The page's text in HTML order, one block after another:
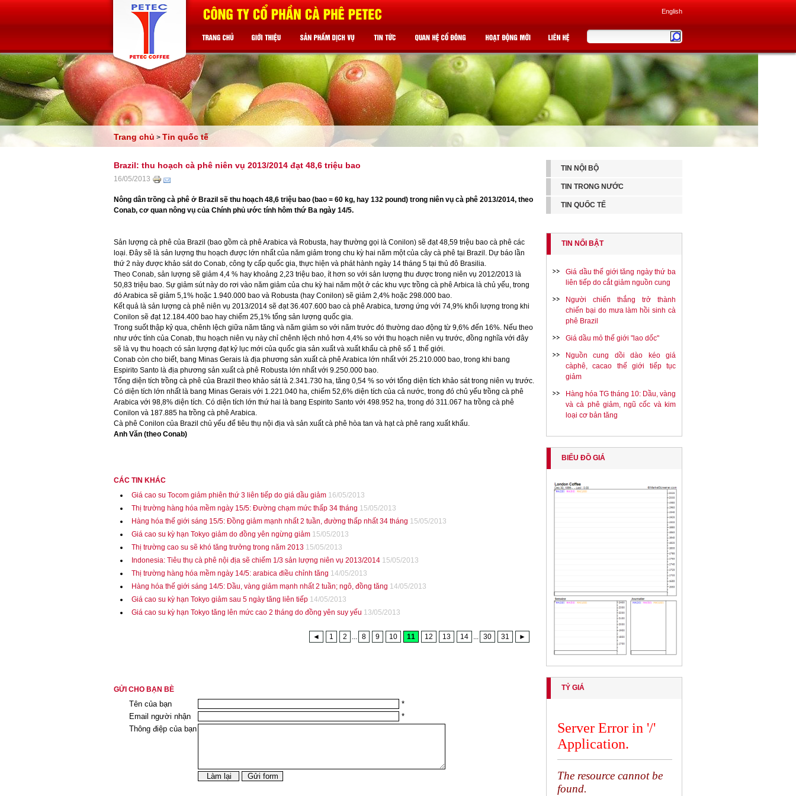
English
Trang chủ > Tin quốc tế
Brazil: thu hoạch cà phê niên vụ 2013/2014 đạt 48,6 triệu bao
16/05/2013
Nông dân trồng cà phê ở Brazil sẽ thu hoạch 48,6 triệu bao (bao = 60 kg, hay 132 pound) trong niên vụ cà phê 2013/2014, theo
Conab, cơ quan nông vụ của Chính phủ ước tính hôm thứ Ba ngày 14/5.
Sản lượng cà phê của Brazil (bao gồm cà phê Arabica và Robusta, hay thường gọi là Conilon) sẽ đạt 48,59 triệu bao cà phê các
loại. Đây sẽ là sản lượng thu hoạch được lớn nhất của năm giảm trong chu kỳ hai năm một của cây cà phê tại Brazil. Dự báo lần
thứ 2 này được khảo sát do Conab, công ty cấp quốc gia, thực hiện và phát hành ngày 14 tháng 5 tại thủ đô Brasilia.
Theo Conab, sản lượng sẽ giảm 4,4 % hay khoảng 2,23 triệu bao, ít hơn so với sản lượng thu được trong niên vụ 2012/2013 là
50,83 triệu bao. Sự giảm sút này do rơi vào năm giảm của chu kỳ hai năm một ở các khu vực trồng cà phê Arbica là chủ yếu, trong
đó Arabica sẽ giảm 5,1% hoặc 1.940.000 bao và Robusta (hay Conilon) sẽ giảm 2,4% hoặc 298.000 bao.
Kết quả là sản lượng cà phê niên vụ 2013/2014 sẽ đạt 36.407.600 bao cà phê Arabica, tương ứng với 74,9% khối lượng trong khi
Conilon sẽ đạt 12.184.400 bao hay chiếm 25,1% tổng sản lượng quốc gia.
Trong suốt thập kỷ qua, chênh lệch giữa năm tăng và năm giảm so với năm trước đó thường dao động từ 9,6% đến 16%. Nếu theo
như ước tính của Conab, thu hoạch niên vụ này chỉ chênh lệch nhỏ hơn 4,4% so với thu hoạch niên vụ trước, đồng nghĩa với đây
sẽ là vụ thu hoạch có sản lượng đạt kỷ lục mới của quốc gia sản xuất và xuất khẩu cà phê số 1 thế giới.
Conab còn cho biết, bang Minas Gerais là địa phương sản xuất cà phê Arabica lớn nhất với 25.210.000 bao, trong khi bang
Espirito Santo là địa phương sản xuất cà phê Robusta lớn nhất với 9.250.000 bao.
Tổng diện tích trồng cà phê của Brazil theo khảo sát là 2.341.730 ha, tăng 0,54 % so với tổng diện tích khảo sát trong niên vụ trước.
Có diện tích lớn nhất là bang Minas Gerais với 1.221.040 ha, chiếm 52,6% diện tích của cả nước, trong đó chủ yếu trồng cà phê
Arabica với 98,8% diện tích. Có diện tích lớn thứ hai là bang Espirito Santo với 498.952 ha, trong đó 311.067 ha trồng cà phê
Conilon và 187.885 ha trồng cà phê Arabica.
Cà phê Conilon của Brazil chủ yếu để tiêu thụ nội địa và sản xuất cà phê hòa tan và hạt cà phê rang xuất khẩu.
Anh Văn (theo Conab)
CÁC TIN KHÁC
Giá cao su Tocom giảm phiên thứ 3 liên tiếp do giá dầu giảm 16/05/2013
Thị trường hàng hóa mềm ngày 15/5: Đường chạm mức thấp 34 tháng 15/05/2013
Hàng hóa thế giới sáng 15/5: Đồng giảm mạnh nhất 2 tuần, đường thấp nhất 34 tháng 15/05/2013
Giá cao su kỳ hạn Tokyo giảm do đồng yên ngừng giảm 15/05/2013
Thị trường cao su sẽ khó tăng trưởng trong năm 2013 15/05/2013
Indonesia: Tiêu thụ cà phê nội địa sẽ chiếm 1/3 sản lượng niên vụ 2013/2014 15/05/2013
Thị trường hàng hóa mềm ngày 14/5: arabica điều chỉnh tăng 14/05/2013
Hàng hóa thế giới sáng 14/5: Dầu, vàng giảm mạnh nhất 2 tuần; ngô, đồng tăng 14/05/2013
Giá cao su kỳ hạn Tokyo giảm sau 5 ngày tăng liên tiếp 14/05/2013
Giá cao su kỳ hạn Tokyo tăng lên mức cao 2 tháng do đồng yên suy yếu 13/05/2013
◄ 1 2 ... 8 9 10 11 12 13 14 ... 30 31 ►
GỬI CHO BẠN BÈ
Tên của bạn
*
Email người nhận
*
Thông điệp của bạn
TIN NỘI BỘ
TIN TRONG NƯỚC
TIN QUỐC TẾ
TIN NỔI BẬT
Giá dầu thế giới tăng ngày thứ ba
liên tiếp do cắt giảm nguồn cung
Người chiến thắng trở thành
chiến bại do mưa làm hồi sinh cà
phê Brazil
Giá dầu mỏ thế giới "lao dốc"
Nguồn cung dồi dào kéo giá
càphê, cacao thế giới tiếp tục
giảm
Hàng hóa TG tháng 10: Dầu, vàng
và cà phê giảm, ngũ cốc và kim
loại cơ bản tăng
BIỂU ĐỒ GIÁ
TỶ GIÁ